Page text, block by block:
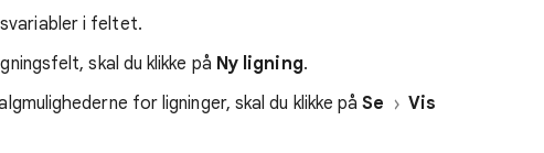
i feltet.
skal du klikke på Ny ligning.
for ligninger, skal du klikke påSe
Vis